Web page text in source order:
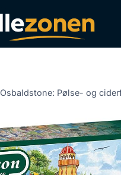
Osbaldstone: Pølse- og